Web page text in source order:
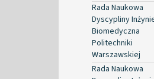
Rada Naukowa
Dyscypliny
Biomedyczna
Politechniki
Warszawskiej
Rada Naukowa